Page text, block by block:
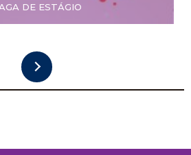
DE ESTÁGIO